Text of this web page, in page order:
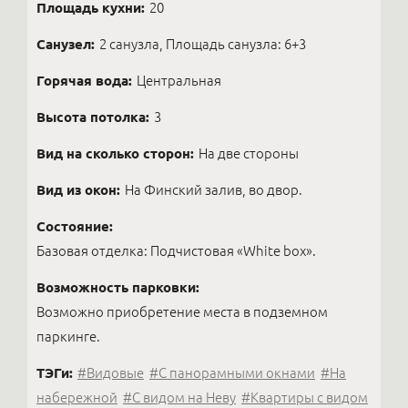
Площадь кухни: 20
Санузел: 2 санузла, Площадь санузла: 6+3
Горячая вода: Центральная
Высота потолка: 3
Вид на сколько сторон: На две стороны
Вид из окон: На Финский залив, во двор.
Состояние:
Базовая отделка: Подчистовая «White bоx».
Возможность парковки:
Возможно приобретение места в подземном
паркинге.
ТЭГи: #Видовые #С панорамными окнами #На
набережной #C видом на Неву #Квартиры с видом